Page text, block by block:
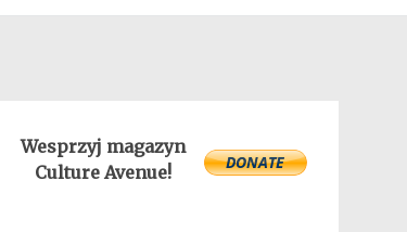
Wesprzyj magazyn
Culture Avenue!